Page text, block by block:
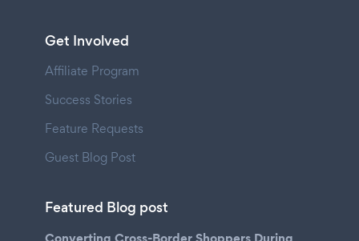
Get Involved
Affiliate Program
Success Stories
Feature Requests
Guest Blog Post
Featured Blog post